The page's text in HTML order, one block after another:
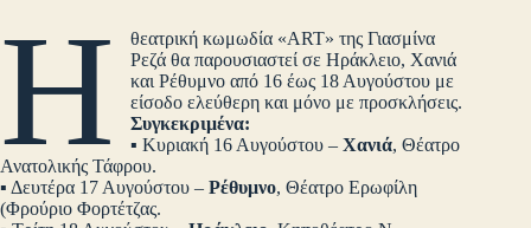
Η
θεατρική κωμωδία «ART» της Γιασμίνα
Ρεζά θα παρουσιαστεί σε Ηράκλειο, Χανιά
και Ρέθυμνο από 16 έως 18 Αυγούστου με
είσοδο ελεύθερη και μόνο με προσκλήσεις.
Συγκεκριμένα:
▪ Κυριακή 16 Αυγούστου –Χανιά, Θέατρο
Ανατολικής Τάφρου.
▪ Δευτέρα 17 Αυγούστου – Ρέθυμνο, Θέατρο Ερωφίλη
(Φρούριο Φορτέτζας.